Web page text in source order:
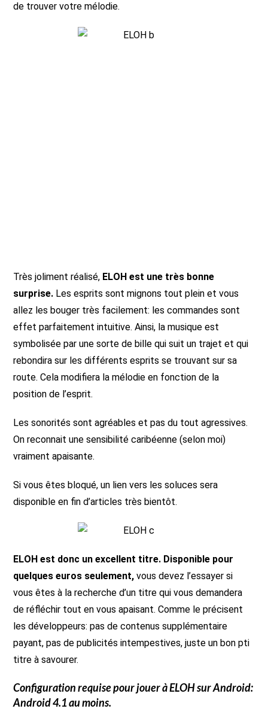
de trouver votre mélodie.
Très joliment réalisé, ELOH est une très bonne
surprise. Les esprits sont mignons tout plein et vous
allez les bouger très facilement: les commandes sont
effet parfaitement intuitive. Ainsi, la musique est
symbolisée par une sorte de bille qui suit un trajet et qui
rebondira sur les différents esprits se trouvant sur sa
route. Cela modifiera la mélodie en fonction de la
position de l’esprit.
Les sonorités sont agréables et pas du tout agressives.
On reconnait une sensibilité caribéenne (selon moi)
vraiment apaisante.
Si vous êtes bloqué, un lien vers les soluces sera
disponible en fin d’articles très bientôt.
ELOH est donc un excellent titre. Disponible pour
quelques euros seulement,vous devez l’essayer si
vous êtes à la recherche d’un titre qui vous demandera
de réfléchir tout en vous apaisant. Comme le précisent
les développeurs: pas de contenus supplémentaire
payant, pas de publicités intempestives, juste un bon pti
titre à savourer.
Configuration requise pour jouer àELOHsur Android:
Android 4.1 au moins.